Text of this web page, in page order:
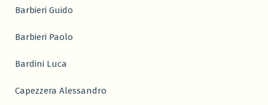
Barbieri Guido
Barbieri Paolo
Bardini Luca
Capezzera Alessandro